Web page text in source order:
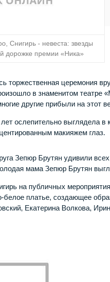
Снигирь - невеста: звезды
дорожке премии «Ника»
торжественная церемония
в знаменитом
другие прибыли на этот
ослепительно выглядела
макияжем глаз.
Зепюр Брутян удивили
мама Зепюр Брутян
на публичных
белое платье, создающее
Екатерина Волкова,